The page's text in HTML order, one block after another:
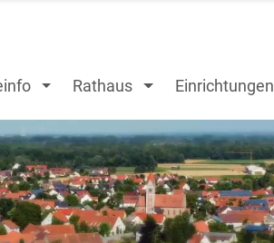
Rathaus Einrichtungen